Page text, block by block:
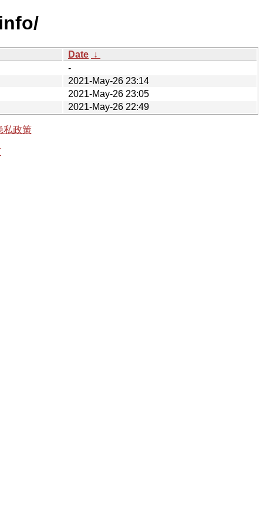
Date ↓
-
2021-May-26 23:14
2021-May-26 23:05
2021-May-26 22:49
私政策